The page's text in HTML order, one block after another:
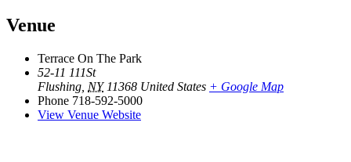
Venue
Terrace On The Park
52-11 111St
Flushing NY 11368 United States + Google Map
Phone 718-592-5000
View Venue Website